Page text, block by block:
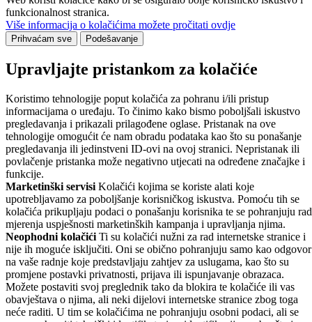
funkcionalnost stranica.
Više informacija o kolačićima možete pročitati ovdje
Prihvaćam sve Podešavanje
Upravljajte pristankom za kolačiće
Koristimo tehnologije poput kolačića za pohranu i/ili pristup
informacijama o uređaju. To činimo kako bismo poboljšali iskustvo
pregledavanja i prikazali prilagođene oglase. Pristanak na ove
tehnologije omogućit će nam obradu podataka kao što su ponašanje
pregledavanja ili jedinstveni ID-ovi na ovoj stranici. Nepristanak ili
povlačenje pristanka može negativno utjecati na određene značajke i
funkcije.
Marketinški servisi Kolačići kojima se koriste alati koje
upotrebljavamo za poboljšanje korisničkog iskustva. Pomoću tih se
kolačića prikupljaju podaci o ponašanju korisnika te se pohranjuju
mjerenja uspješnosti marketinških kampanja i upravljanja njima.
Neophodni kolačići Ti su kolačići nužni za rad internetske stranice i
nije ih moguće isključiti. Oni se obično pohranjuju samo kao odgovor
na vaše radnje koje predstavljaju zahtjev za uslugama, kao što su
promjene postavki privatnosti, prijava ili ispunjavanje obrazaca.
Možete postaviti svoj preglednik tako da blokira te kolačiće ili vas
obavještava o njima, ali neki dijelovi internetske stranice zbog toga
neće raditi. U tim se kolačićima ne pohranjuju osobni podaci, ali se